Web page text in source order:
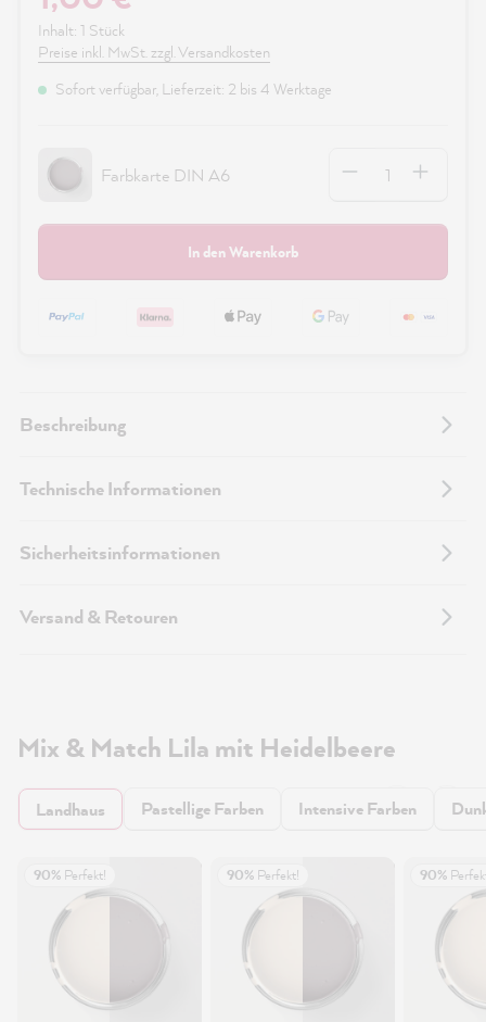
Inhalt: 1 Stück
Preise inkl. MwSt. zzgl. Versandkosten
Sofort verfügbar, Lieferzeit: 2 bis 4 Werktage
Farbkarte DIN A6
In den Warenkorb
Beschreibung
Technische Informationen
Sicherheitsinformationen
Versand & Retouren
Mix & Match Lila mit Heidelbeere
Landhaus Pastellige Farben Intensive Farben
90% Perfekt! 90% Perfekt! 90%